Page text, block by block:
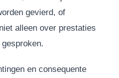
gevierd, of
alleen over prestaties
en consequente